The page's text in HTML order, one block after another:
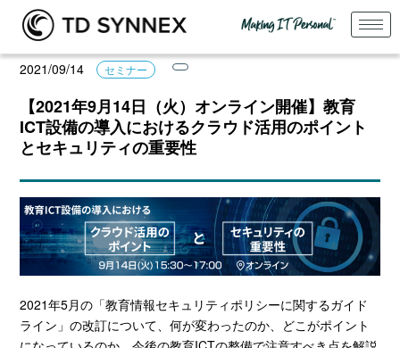
2021/09/14 セミナー
【2021年9月14日（火）オンライン開催】教育
ICT設備の導入におけるクラウド活用のポイント
とセキュリティの重要性
2021年5月の「教育情報セキュリティポリシーに関するガイド
ライン」の改訂について、何が変わったのか、どこがポイント